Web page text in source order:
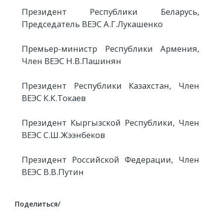
Президент Республики Беларусь,
Председатель ВЕЭС А.Г.Лукашенко
Премьер-министр Республики Армения,
Член ВЕЭС Н.В.Пашинян
Президент Республики Казахстан, Член
ВЕЭС К.К.Токаев
Президент Кыргызской Республики, Член
ВЕЭС С.Ш.Жээнбеков
Президент Российской Федерации, Член
ВЕЭС В.В.Путин​